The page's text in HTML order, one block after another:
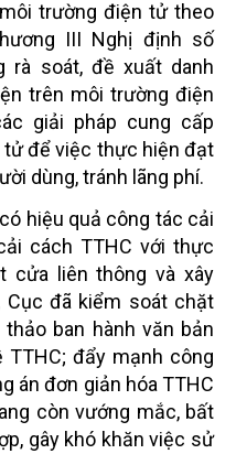
trường điện tử theo
III Nghị định số
rà soát, đề xuất danh
trên môi trường điện
giải pháp cung cấp
để việc thực hiện đạt
dùng, tránh lãng phí.
hiệu quả công tác cải
cách TTHC với thực
cửa liên thông và xây
đã kiểm soát chặt
ban hành văn bản
TTHC; đẩy mạnh công
án đơn giản hóa TTHC
còn vướng mắc, bất
gây khó khăn việc sử